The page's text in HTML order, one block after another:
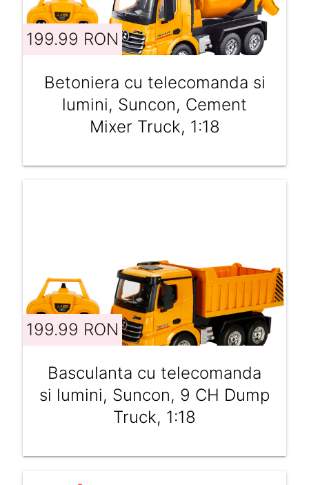
199.99 RON
Betoniera cu telecomanda si
lumini, Suncon, Cement
Mixer Truck, 1:18
199.99 RON
Basculanta cu telecomanda
si lumini, Suncon, 9 CH Dump
Truck, 1:18